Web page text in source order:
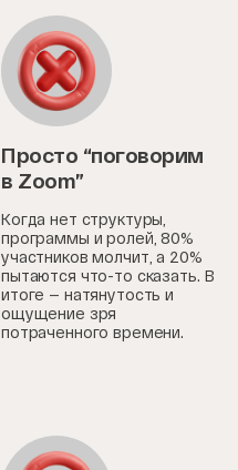
Просто “поговорим
в Zoom”
Когда нет структуры,
программы и ролей, 80%
участников молчит, а 20%
пытаются что-то сказать. В
итоге — натянутость и
ощущение зря
потраченного времени.